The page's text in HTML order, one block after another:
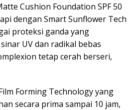
Cushion Foundation SPF 50
dengan Smart Sunflower Tech
proteksi ganda yang
UV dan radikal bebas
tetap cerah berseri,
Forming Technology yang
secara prima sampai 10 jam,